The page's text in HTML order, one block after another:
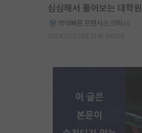
심심해서 풀어보는 대학
약삭빠른 프랜시스 크릭